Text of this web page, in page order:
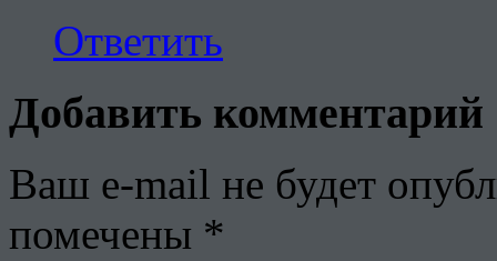
Ответить
Добавить комментарий
Ваш e-mail не будет
помечены *